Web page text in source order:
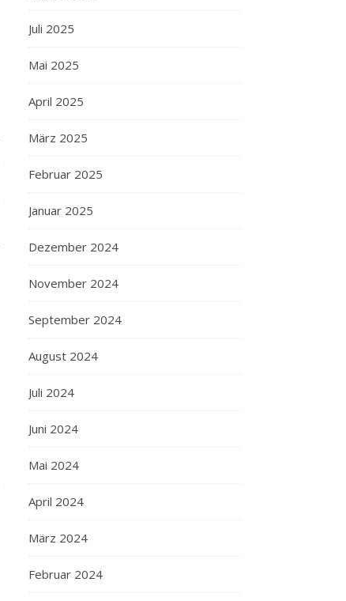
Juli 2025
Mai 2025
April 2025
März 2025
Februar 2025
Januar 2025
Dezember 2024
November 2024
September 2024
August 2024
Juli 2024
Juni 2024
Mai 2024
April 2024
März 2024
Februar 2024